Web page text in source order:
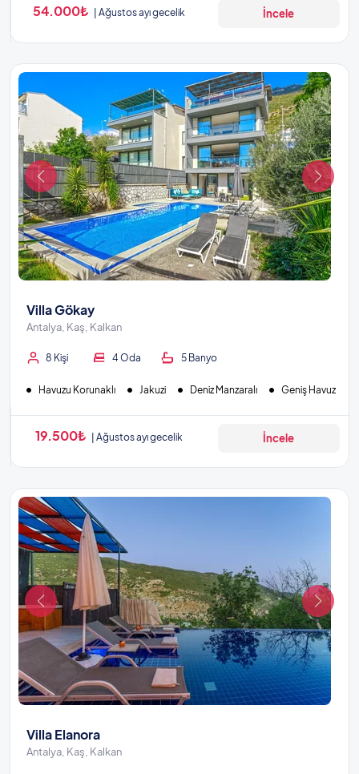
54.000₺ Ağustos ayı gecelik İncele
Villa Gökay
Antalya, Kaş, Kalkan
8 Kişi 4 Oda 5 Banyo
Havuzu Korunaklı Jakuzi Deniz Manzaralı Geniş Havuz
19.500₺ Ağustos ayı gecelik İncele
Villa Elanora
Antalya, Kaş, Kalkan